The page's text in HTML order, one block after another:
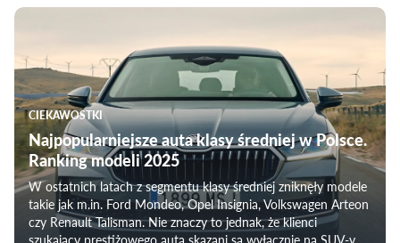
CIEKAWOSTKI
Najpopularniejsze auta klasy średniej w Polsce.
Ranking modeli 2025
W ostatnich latach z segmentu klasy średniej zniknęły modele
takie jak m.in. Ford Mondeo, Opel Insignia, Volkswagen Arteon
czy Renault Talisman. Nie znaczy to jednak, że klienci
szukający prestiżowego auta skazani są wyłącznie na SUV-y